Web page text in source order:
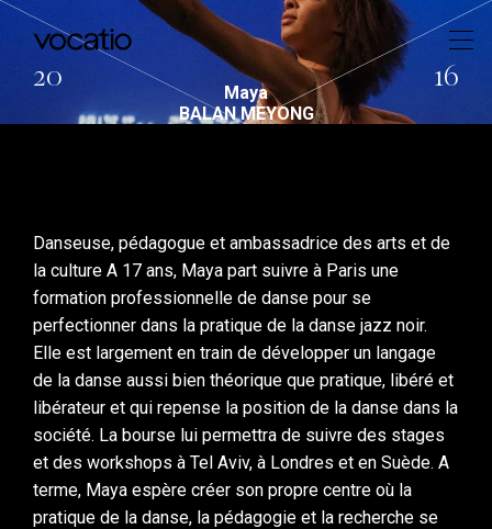
20 16
Maya
BALAN MEYONG
Danseuse, pédagogue et ambassadrice des arts et de
la culture A 17 ans, Maya part suivre à Paris une
formation professionnelle de danse pour se
perfectionner dans la pratique de la danse jazz noir.
Elle est largement en train de développer un langage
de la danse aussi bien théorique que pratique, libéré et
libérateur et qui repense la position de la danse dans la
société. La bourse lui permettra de suivre des stages
et des workshops à Tel Aviv, à Londres et en Suède. A
terme, Maya espère créer son propre centre où la
pratique de la danse, la pédagogie et la recherche se